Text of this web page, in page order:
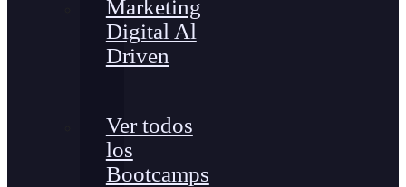
Marketing
Digital Al
Driven
Ver todos
los
Bootcamps